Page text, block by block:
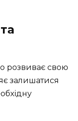
розвиває свою
залишатися